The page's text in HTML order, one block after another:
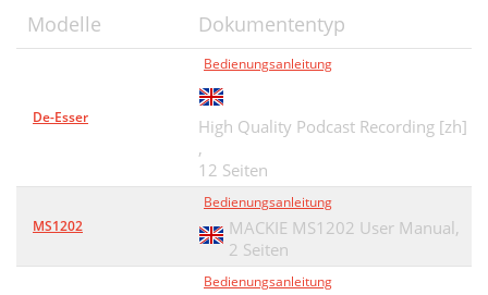
Modelle Dokumententyp
De-Esser
Bedienungsanleitung
High Quality Podcast Recording [zh]
,
12 Seiten
MS1202
Bedienungsanleitung
MACKIE MS1202 User Manual,
2 Seiten
Bedienungsanleitung